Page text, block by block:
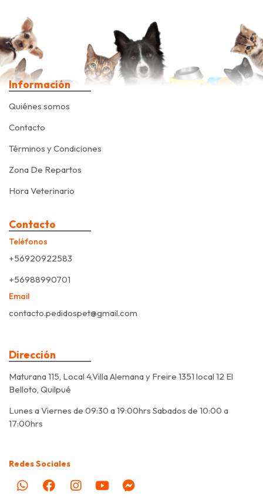
Información
Quiénes somos
Contacto
Términos y Condiciones
Zona De Repartos
Hora Veterinario
Contacto
Teléfonos
+56920922583
+56988990701
Email
contacto.pedidospet@gmail.com
Dirección
Maturana 115, Local 4,Villa Alemana y Freire 1351 local 12 El
Belloto, Quilpué
Lunes a Viernes de 09:30 a 19:00hrs Sabados de 10:00 a
17:00hrs
Redes Sociales